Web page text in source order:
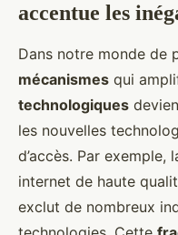
accentue les
Dans notre monde de
mécanismes qui
technologiques
les nouvelles
d’accès. Par exemple,
internet de haute
exclut de nombreux